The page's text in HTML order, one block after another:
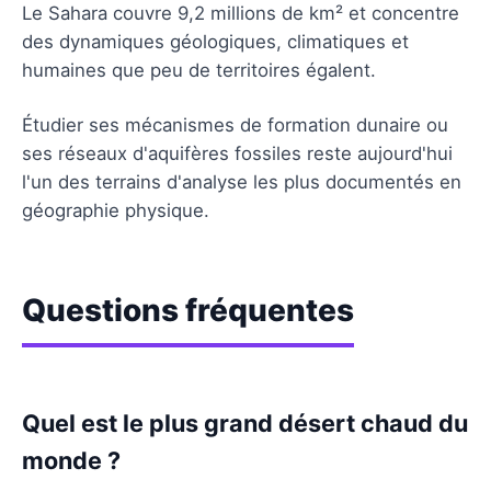
Le Sahara couvre 9,2 millions de km² et concentre
des dynamiques géologiques, climatiques et
humaines que peu de territoires égalent.
Étudier ses mécanismes de formation dunaire ou
ses réseaux d'aquifères fossiles reste aujourd'hui
l'un des terrains d'analyse les plus documentés en
géographie physique.
Questions fréquentes
Quel est le plus grand désert chaud du
monde ?